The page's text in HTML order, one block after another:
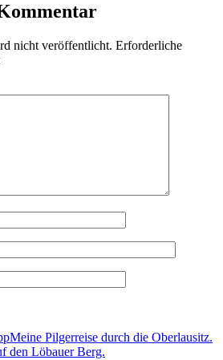
nicht veröffentlicht. Erforderliche
Meine Pilgerreise durch die Oberlausitz.
den Löbauer Berg.